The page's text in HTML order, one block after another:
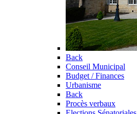
Back
Conseil Municipal
Budget / Finances
Urbanisme
Back
Procès verbaux